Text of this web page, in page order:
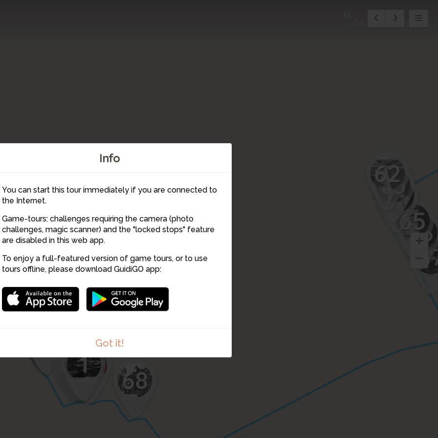
Info
You can start this tour immediately if you are connected to
the Internet.
Game-tours: challenges requiring the camera (photo
challenges, magic scanner) and the "locked stops" feature
are disabled in this web app.
To enjoy a full-featured version of game tours, or to use
tours offline, please download GuidiGO app:
Got it!
69 68
66
65
64
63
62
47
46
4544
4342
41
40
39
38
37
36
35
34
33
32
31
30
29
28
2724
23
22
21
20
19
18
17
7
6
5
4
3
2
1